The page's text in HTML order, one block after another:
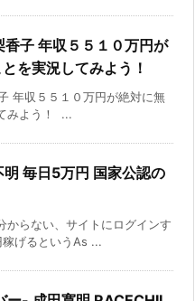
子 年収５５１０万円が
を実況してみよう！
年収５５１０万円が絶対に無
みよう！ ...
毎日5万円 国家公認の
からない、サイトにログインす
げるというAs ...